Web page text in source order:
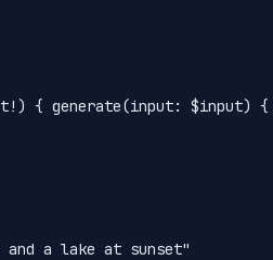
{ generate(input: $input)
a lake at sunset"